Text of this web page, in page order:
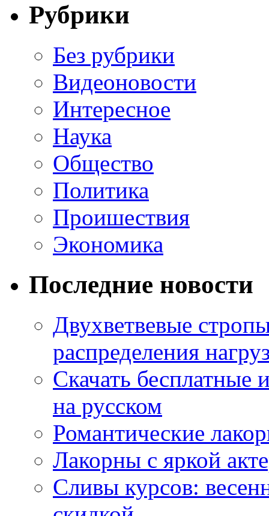
Рубрики
Без рубрики
Видеоновости
Интересное
Наука
Общество
Политика
Проишествия
Экономика
Последние новости
Двухветвевые
распределения
Скачать
на русском
Романтические
Лакорны с яркой
Сливы курсов: